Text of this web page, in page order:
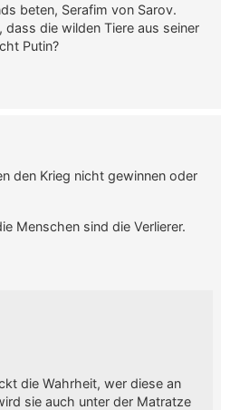
beten, Serafim von Sarov.
dass die wilden Tiere aus seiner
Putin?
den Krieg nicht gewinnen oder
Menschen sind die Verlierer.
die Wahrheit, wer diese an
sie auch unter der Matratze